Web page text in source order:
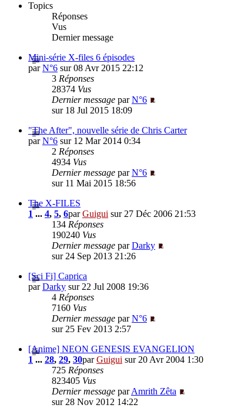
Topics
Réponses
Vus
Dernier message
Mini-série X-files 6 épisodes
parN°6 sur 08 Avr 2015 22:12
3 Réponses
28374 Vus
Dernier message parN°6
sur 18 Jul 2015 18:09
"The After", nouvelle série de Chris Carter
parN°6 sur 12 Mar 2014 0:34
2 Réponses
4934 Vus
Dernier message parN°6
sur 11 Mai 2015 18:56
The X-FILES
1 ... 4, 5, 6parGuigui sur 27 Déc 2006 21:53
134 Réponses
190240 Vus
Dernier message parDarky
sur 24 Sep 2013 21:26
[Sci Fi] Caprica
parDarky sur 22 Jul 2008 19:36
4 Réponses
7160 Vus
Dernier message parN°6
sur 25 Fev 2013 2:57
[Anime] NEON GENESIS EVANGELION
1 ... 28, 29, 30parGuigui sur 20 Avr 2004 1:30
725 Réponses
823405 Vus
Dernier message parAmrith Zêta
sur 28 Nov 2012 14:22